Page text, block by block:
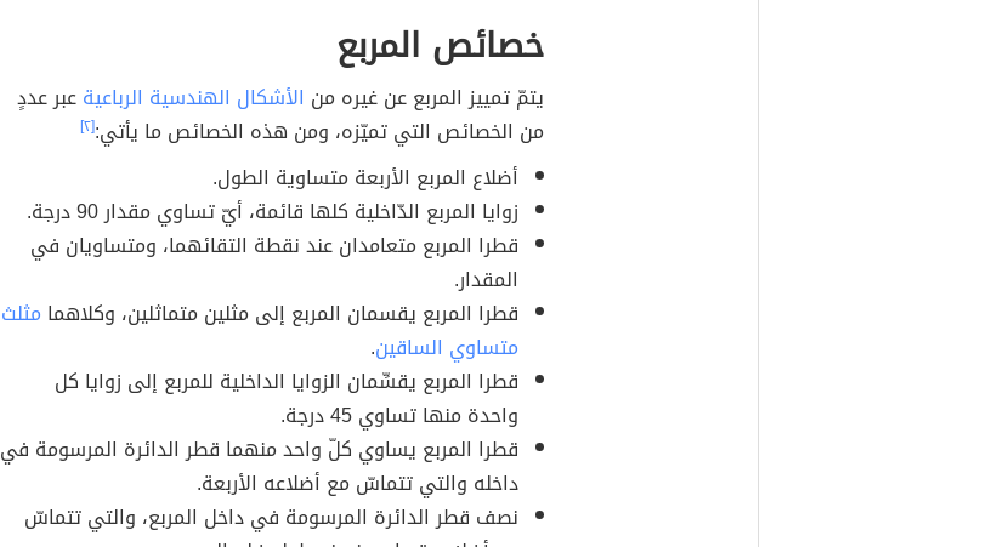
خصائص المربع
يتمّ تمييز المربع عن غيره من الأشكال الهندسية الرباعيةعبر عددٍ
من الخصائص التي تميّزه، ومن هذه الخصائص ما يأتي:[٢]
أضلاع المربع الأربعة متساوية الطول.
زوايا المربع الدّاخلية كلها قائمة، أيّ تساوي مقدار 90 درجة.
قطرا المربع متعامدان عند نقطة التقائهما، ومتساويان في
المقدار.
قطرا المربع يقسمان المربع إلى مثلين متماثلين، وكلاهما مثلث
متساوي الساقين.
قطرا المربع يقسِّمان الزوايا الداخلية للمربع إلى زوايا كل
واحدة منها تساوي 45 درجة.
قطرا المربع يساوي كلّ واحد منهما قطر الدائرة المرسومة في
داخله والتي تتماسّ مع أضلاعه الأربعة.
نصف قطر الدائرة المرسومة في داخل المربع، والتي تتماسّ